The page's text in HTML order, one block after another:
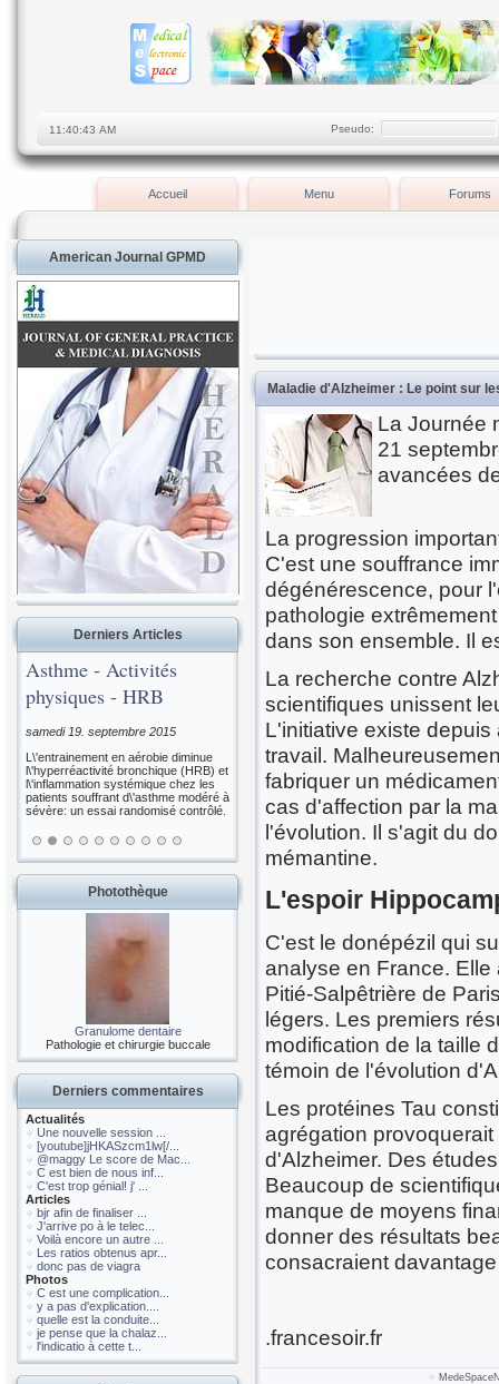
Pseudo:
Accueil Menu Forums
American Journal GPMD
Derniers Articles
Asthme - Activités
physiques - HRB
samedi 19. septembre 2015
L\'entrainement en aérobie diminue
l\'hyperréactivité bronchique (HRB) et
l\'inflammation systémique chez les
patients souffrant d\'asthme modéré à
sévère: un essai randomisé contrôlé.
Photothèque
Granulome dentaire
Pathologie et chirurgie buccale
Derniers commentaires
Actualités
Une nouvelle session ...
[youtube]jHKASzcm1lw[/...
@maggy Le score de Mac...
C est bien de nous inf...
C'est trop génial! j' ...
Articles
bjr afin de finaliser ...
J'arrive po à le telec...
Voilà encore un autre ...
Les ratios obtenus apr...
donc pas de viagra
Photos
C est une complication...
y a pas d'explication....
quelle est la conduite...
je pense que la chalaz...
l'indicatio à cette t...
Maladie d'Alzheimer : Le point sur
La Journée
21
avancées
La progression
C'est une souffrance
dégénérescence, pour
pathologie
dans son ensemble. Il
La recherche contre
scientifiques unissent
L'initiative existe
travail.
fabriquer un
cas d'affection par la
l'évolution. Il s'agit du
mémantine.
L'espoir
C'est le donépézil qui
analyse en France.
Pitié-Salpêtrière de
légers. Les premiers
modification de la taille
témoin de l'évolution
Les protéines Tau
agrégation
d'Alzheimer. Des
Beaucoup de
manque de moyens
donner des résultats
consacraient
.francesoir.fr